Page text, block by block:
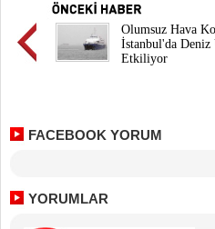
Olumsuz Hava
İstanbul'da Deniz
Etkiliyor
FACEBOOK YORUM
YORUMLAR